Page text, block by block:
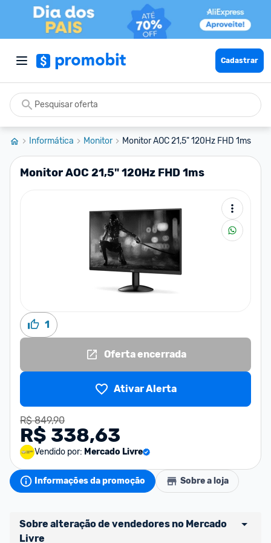
Cadastrar
Informática Monitor Monitor AOC 21,5" 120Hz FHD 1ms
Monitor AOC 21,5" 120Hz FHD 1ms
1
Oferta encerrada
Ativar Alerta
R$ 849,90
R$ 338,63
Vendido por: Mercado Livre
Informações da promoção Sobre a loja
Sobre alteração de vendedores no Mercado
Livre